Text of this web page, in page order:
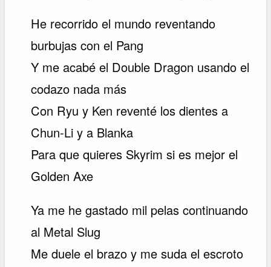
He recorrido el mundo reventando
burbujas con el Pang
Y me acabé el Double Dragon usando el
codazo nada más
Con Ryu y Ken reventé los dientes a
Chun-Li y a Blanka
Para que quieres Skyrim si es mejor el
Golden Axe
Ya me he gastado mil pelas continuando
al Metal Slug
Me duele el brazo y me suda el escroto